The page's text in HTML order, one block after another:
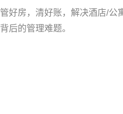
管好房，清好账，解决酒店/公
背后的管理难题。